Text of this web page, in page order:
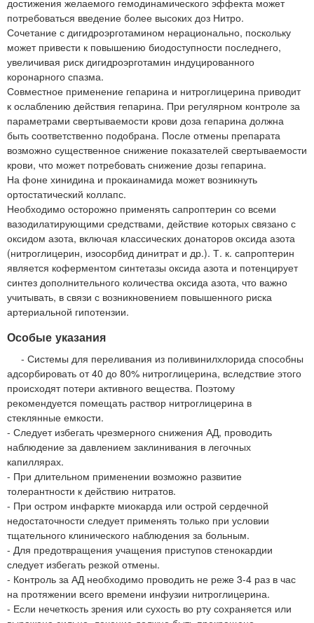
потребоваться введение более высоких доз Нитро.
Сочетание с дигидроэрготамином нерационально, поскольку
может привести к повышению биодоступности последнего,
увеличивая риск дигидроэрготамин индуцированного
коронарного спазма.
Совместное применение гепарина и нитроглицерина приводит
к ослаблению действия гепарина. При регулярном контроле за
параметрами свертываемости крови доза гепарина должна
быть соответственно подобрана. После отмены препарата
возможно существенное снижение показателей свертываемости
крови, что может потребовать снижение дозы гепарина.
На фоне хинидина и прокаинамида может возникнуть
ортостатический коллапс.
Необходимо осторожно применять сапроптерин со всеми
вазодилатирующими средствами, действие которых связано с
оксидом азота, включая классических донаторов оксида азота
(нитроглицерин, изосорбид динитрат и др.). Т. к. сапроптерин
является коферментом синтетазы оксида азота и потенцирует
синтез дополнительного количества оксида азота, что важно
учитывать, в связи с возникновением повышенного риска
артериальной гипотензии.
Особые указания
- Системы для переливания из поливинилхлорида способны
адсорбировать от 40 до 80% нитроглицерина, вследствие этого
происходят потери активного вещества. Поэтому
рекомендуется помещать раствор нитроглицерина в
стеклянные емкости.
- Следует избегать чрезмерного снижения АД, проводить
наблюдение за давлением заклинивания в легочных
капиллярах.
- При длительном применении возможно развитие
толерантности к действию нитратов.
- При остром инфаркте миокарда или острой сердечной
недостаточности следует применять только при условии
тщательного клинического наблюдения за больным.
- Для предотвращения учащения приступов стенокардии
следует избегать резкой отмены.
- Контроль за АД необходимо проводить не реже 3-4 раз в час
на протяжении всего времени инфузии нитроглицерина.
- Если нечеткость зрения или сухость во рту сохраняется или